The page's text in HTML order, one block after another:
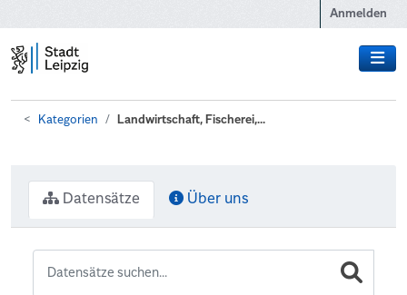
Anmelden
Kategorien Landwirtschaft, Fischerei,...
Datensätze Über uns